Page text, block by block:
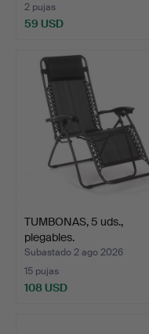
2 pujas
59 USD
TUMBONAS, 5 uds.,
plegables.
Subastado 2 ago 2026
15 pujas
108 USD